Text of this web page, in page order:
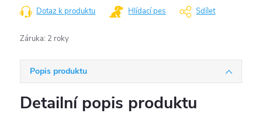
Dotaz k produktu Hlídací pes Sdílet
Záruka: 2 roky
Popis produktu
Detailní popis produktu